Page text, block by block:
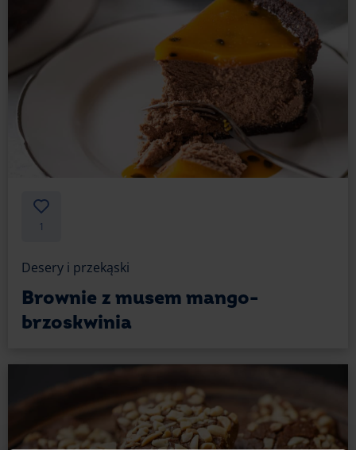
1
Desery i przekąski
Brownie z musem mango-
brzoskwinia